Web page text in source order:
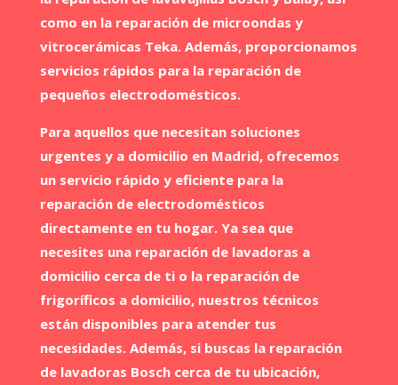
como en la reparación de microondas y
vitrocerámicas Teka. Además, proporcionamos
servicios rápidos para la reparación de
pequeños electrodomésticos.
Para aquellos que necesitan soluciones
urgentes y a domicilio en Madrid, ofrecemos
un servicio rápido y eficiente para la
reparación de electrodomésticos
directamente en tu hogar. Ya sea que
necesites una reparación de lavadoras a
domicilio cerca de ti o la reparación de
frigoríficos a domicilio, nuestros técnicos
están disponibles para atender tus
necesidades. Además, si buscas la reparación
de lavadoras Bosch cerca de tu ubicación,